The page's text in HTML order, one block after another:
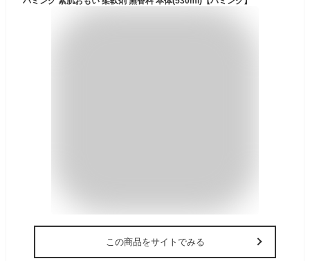
この商品をサイトでみる